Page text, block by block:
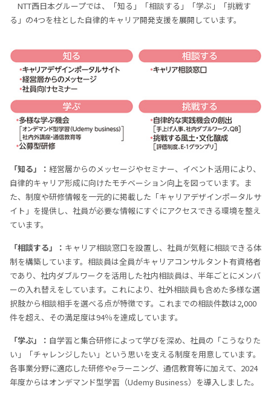
NTT西日本グループでは、「知る」「相談する」「学ぶ」「挑戦す
る」の4つを柱とした自律的キャリア開発支援を展開しています。
「知る」： 経営層からのメッセージやセミナー、イベント活用により、
自律的キャリア形成に向けたモチベーション向上を図っています。ま
た、制度や研修情報を一元的に掲載した「キャリアデザインポータルサ
イト」を提供し、社員が必要な情報にすぐにアクセスできる環境を整え
ています。
「相談する」： キャリア相談窓口を設置し、社員が気軽に相談できる体
制を構築しています。相談員は全員がキャリアコンサルタント有資格者
であり、社内ダブルワークを活用した社内相談員は、半年ごとにメンバ
ーの入れ替えをしています。これにより、社外相談員も含めた多様な選
択肢から相談相手を選べる点が特徴です。これまでの相談件数は2,000
件を超え、その満足度は94％を達成しています。
「学ぶ」： 自学習と集合研修によって学びを深め、社員の「こうなりた
い」「チャレンジしたい」という思いを支える制度を用意しています。
各事業分野に適応した研修やeラーニング、通信教育等に加えて、2024
年度からはオンデマンド型学習（Udemy Business）を導入しました。